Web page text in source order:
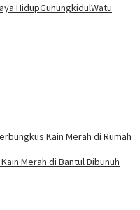
HidupGunungkidulWatu
Kain Merah di Rumah
Merah di Bantul Dibunuh